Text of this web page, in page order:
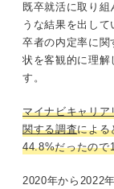
既卒就活に取り組
うな結果を出し
卒者の内定率に関
状を客観的に理解
す。
マイナビキャリア
関する調査による
44.8%だったので
2020年から2022